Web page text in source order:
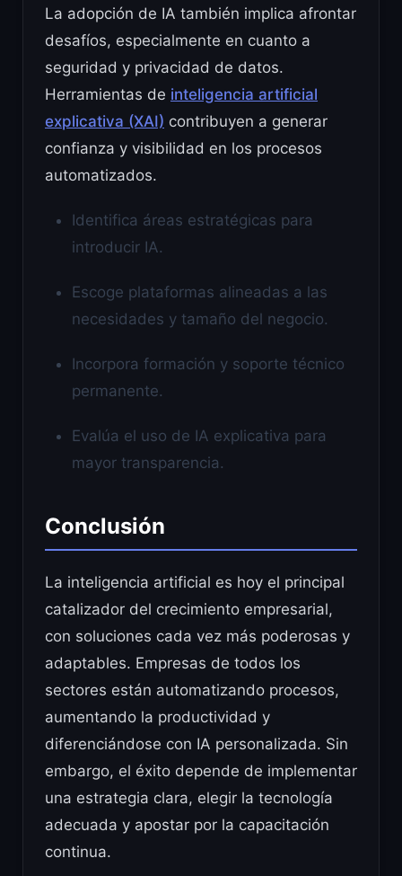
La adopción de IA también implica afrontar
desafíos, especialmente en cuanto a
seguridad y privacidad de datos.
Herramientas de inteligencia artificial
explicativa (XAI) contribuyen a generar
confianza y visibilidad en los procesos
automatizados.
Identifica áreas estratégicas para
introducir IA.
Escoge plataformas alineadas a las
necesidades y tamaño del negocio.
Incorpora formación y soporte técnico
permanente.
Evalúa el uso de IA explicativa para
mayor transparencia.
Conclusión
La inteligencia artificial es hoy el principal
catalizador del crecimiento empresarial,
con soluciones cada vez más poderosas y
adaptables. Empresas de todos los
sectores están automatizando procesos,
aumentando la productividad y
diferenciándose con IA personalizada. Sin
embargo, el éxito depende de implementar
una estrategia clara, elegir la tecnología
adecuada y apostar por la capacitación
continua.